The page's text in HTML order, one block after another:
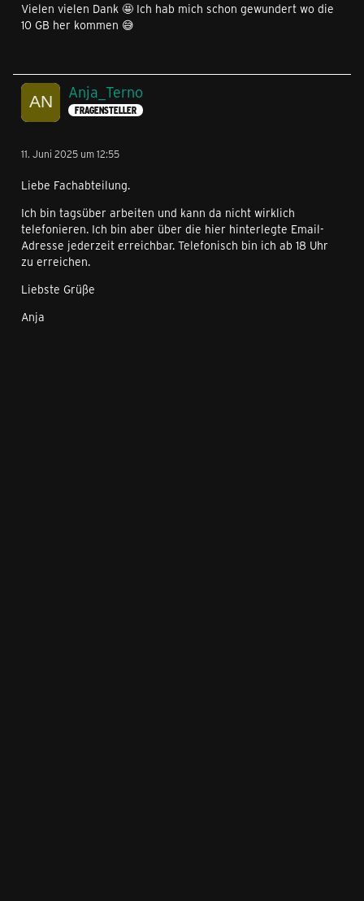
Vielen vielen Dank 🤩 Ich hab mich schon gewundert wo die
10 GB her kommen 😅
Anja_Terno
FRAGENSTELLER
11. Juni 2025 um 12:55
Liebe Fachabteilung.
Ich bin tagsüber arbeiten und kann da nicht wirklich
telefonieren. Ich bin aber über die hier hinterlegte Email-
Adresse jederzeit erreichbar. Telefonisch bin ich ab 18 Uhr
zu erreichen.
Liebste Grüße
Anja